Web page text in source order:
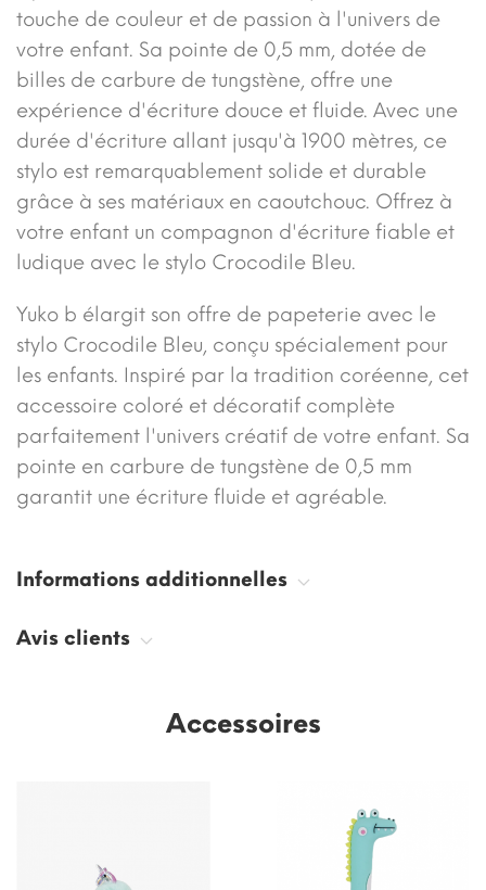
touche de couleur et de passion à l'univers de
votre enfant. Sa pointe de 0,5 mm, dotée de
billes de carbure de tungstène, offre une
expérience d'écriture douce et fluide. Avec une
durée d'écriture allant jusqu'à 1900 mètres, ce
stylo est remarquablement solide et durable
grâce à ses matériaux en caoutchouc. Offrez à
votre enfant un compagnon d'écriture fiable et
ludique avec le stylo Crocodile Bleu.
Yuko b élargit son offre de papeterie avec le
stylo Crocodile Bleu, conçu spécialement pour
les enfants. Inspiré par la tradition coréenne, cet
accessoire coloré et décoratif complète
parfaitement l'univers créatif de votre enfant. Sa
pointe en carbure de tungstène de 0,5 mm
garantit une écriture fluide et agréable.
Informations additionnelles
Avis clients
Accessoires